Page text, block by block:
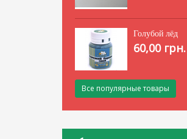
Голубой лёд
60,00 грн.
Все популярные товары